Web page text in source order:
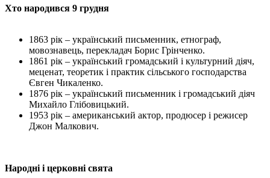
Хто народився 9 грудня
1863 рік – український письменник, етнограф,
мовознавець, перекладач Борис Грінченко.
1861 рік – український громадський і культурний діяч,
меценат, теоретик і практик сільського господарства
Євген Чикаленко.
1876 ​​рік – український письменник і громадський діяч
Михайло Глібовицький.
1953 рік – американський актор, продюсер і режисер
Джон Малкович.
Народні і церковні свята